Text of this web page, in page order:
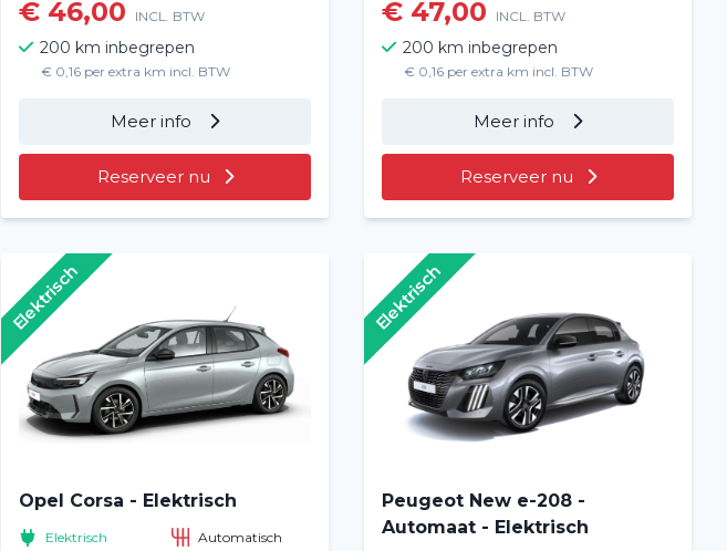
€ 46,00 INCL. BTW
200 km inbegrepen
€ 0,16 per extra km incl. BTW
Meer info
Reserveer nu
€ 47,00 INCL. BTW
200 km inbegrepen
€ 0,16 per extra km incl. BTW
Meer info
Reserveer nu
Opel Corsa - Elektrisch
Elektrisch
Automatisch
Elektrisch
Peugeot New e-208 -
Automaat - Elektrisch
Elektrisch